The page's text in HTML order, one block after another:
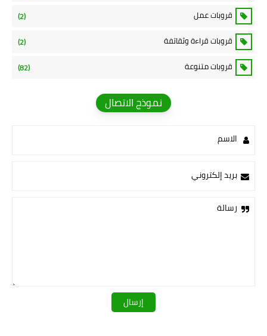
قروبات عمل (2)
قروبات قراءة وثقاتفة (2)
قروبات متنوعة (82)
نموذج الاتصال
الاسم
بريد إلكتروني
رسالة